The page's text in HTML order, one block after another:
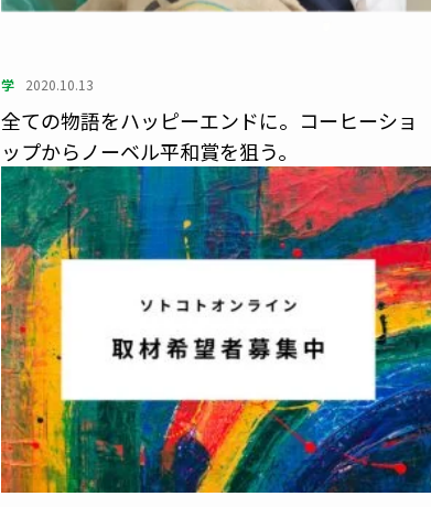
学 2020.10.13
全ての物語をハッピーエンドに。コーヒーショ
ップからノーベル平和賞を狙う。